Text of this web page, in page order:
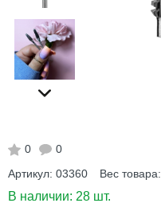
0
0
Артикул: 03360 Вес товара:
В наличии: 28 шт.